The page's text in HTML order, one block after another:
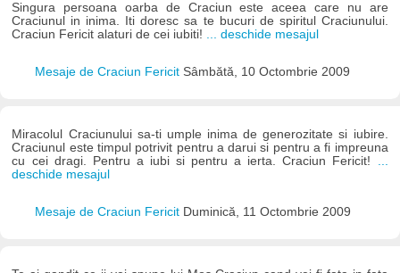
Singura persoana oarba de Craciun este aceea care nu are
Craciunul in inima. Iti doresc sa te bucuri de spiritul Craciunului.
Craciun Fericit alaturi de cei iubiti! ... deschide mesajul
Mesaje de Craciun Fericit Sâmbătă, 10 Octombrie 2009
Miracolul Craciunului sa-ti umple inima de generozitate si iubire.
Craciunul este timpul potrivit pentru a darui si pentru a fi impreuna
cu cei dragi. Pentru a iubi si pentru a ierta. Craciun Fericit!
deschide mesajul
Mesaje de Craciun Fericit Duminică, 11 Octombrie 2009